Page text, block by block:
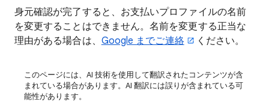
身元確認が完了すると、お支払いプロファイルの名前
を変更することはできません。名前を変更する正当な
理由がある場合は、 Google までご連絡 ください。
このページには、AI 技術を使用して翻訳されたコンテンツが含
まれている場合があります。AI 翻訳には誤りが含まれている可
能性があります。